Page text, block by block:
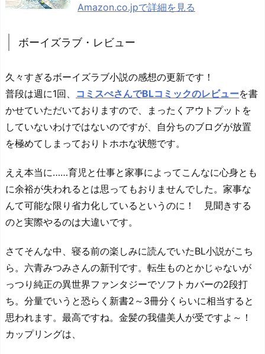
Amazon.co.jpで詳細を見る
ボーイズラブ・レビュー
久々すぎるボーイズラブ小説の感想の更新です！
普段は週に1回、 コミスぺさんでBLコミックのレビューを書
かせていただいておりますので、まったくアウトプットを
していないわけではないのですが、自分ちのブログが放置
を極めてしまっておりトホホな状態です。
ええ本当に……育児と仕事と家事によってこんなに心身とも
に余裕が失われるとは思ってもおりませんでした。家事な
んて可能な限り省力化しているというのに！ 見聞きする
のと実際やるのは大違いです。
さてそんな中、寝る前の楽しみに読んでいたBL小説がこち
ら。六青みつみさんの新刊です。転生ものとかじゃないが
っつり純正の異世界ファンタジーでソフトカバーの2段打
ち。分量でいうと恐らく新書2～3冊分くらいに相当すると
思われます。最高ですね。金髪の我儘美人が受ですよ～！
カップリングは、